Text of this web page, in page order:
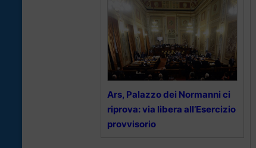
Ars, Palazzo dei Normanni ci
riprova: via libera all’Esercizio
provvisorio